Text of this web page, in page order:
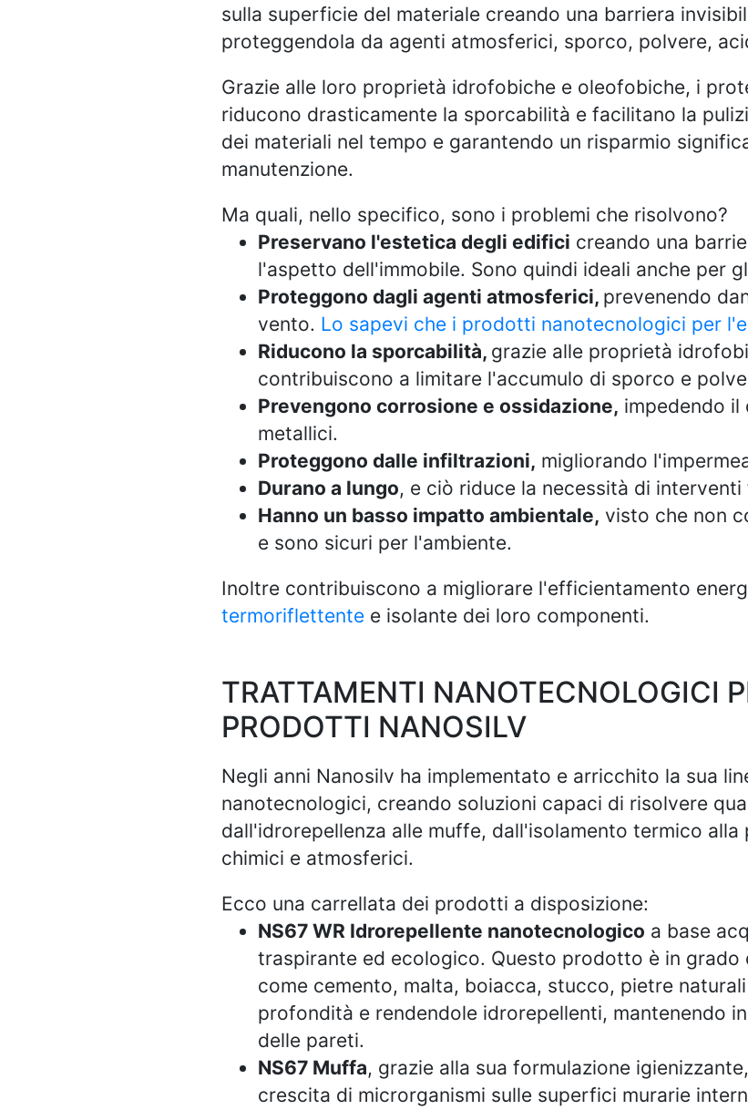
sulla superficie del materiale creando una barriera
proteggendola da agenti atmosferici, sporco, polvere,
Grazie alle loro proprietà idrofobiche e oleofobiche, i
riducono drasticamente la sporcabilità e facilitano la
dei materiali nel tempo e garantendo un risparmio
manutenzione.
Ma quali, nello specifico, sono i problemi che risolvono?
Preservano l'estetica degli edifici creando una
l'aspetto dell'immobile. Sono quindi ideali anche per
Proteggono dagli agenti atmosferici, prevenendo
vento. Lo sapevi che i prodotti nanotecnologici per
Riducono la sporcabilità, grazie alle proprietà
contribuiscono a limitare l'accumulo di sporco e
Prevengono corrosione e ossidazione, impedendo il
metallici.
Proteggono dalle infiltrazioni, migliorando
Durano a lungo, e ciò riduce la necessità di
Hanno un basso impatto ambientale, visto che non
e sono sicuri per l'ambiente.
Inoltre contribuiscono a migliorare l'efficientamento
termoriflettente e isolante dei loro componenti.
TRATTAMENTI NANOTECNOLOGICI
PRODOTTI NANOSILV
Negli anni Nanosilv ha implementato e arricchito la sua
nanotecnologici, creando soluzioni capaci di risolvere
dall'idrorepellenza alle muffe, dall'isolamento termico
chimici e atmosferici.
Ecco una carrellata dei prodotti a disposizione:
NS67 WR Idrorepellente nanotecnologico a base
traspirante ed ecologico. Questo prodotto è in
come cemento, malta, boiacca, stucco, pietre
profondità e rendendole idrorepellenti, mantenendo
delle pareti.
NS67 Muffa, grazie alla sua formulazione
crescita di microrganismi sulle superfici murarie